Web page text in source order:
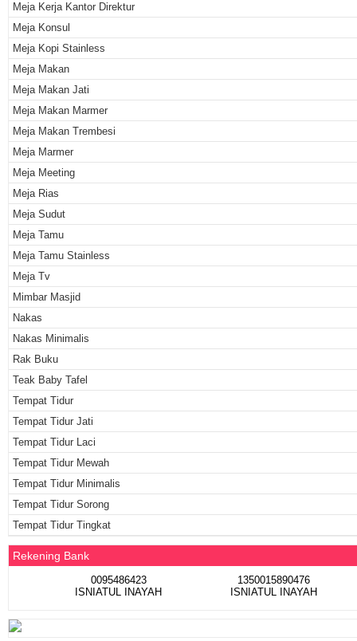
Meja Kerja Kantor Direktur
Meja Konsul
Meja Kopi Stainless
Meja Makan
Meja Makan Jati
Meja Makan Marmer
Meja Makan Trembesi
Meja Marmer
Meja Meeting
Meja Rias
Meja Sudut
Meja Tamu
Meja Tamu Stainless
Meja Tv
Mimbar Masjid
Nakas
Nakas Minimalis
Rak Buku
Teak Baby Tafel
Tempat Tidur
Tempat Tidur Jati
Tempat Tidur Laci
Tempat Tidur Mewah
Tempat Tidur Minimalis
Tempat Tidur Sorong
Tempat Tidur Tingkat
Rekening Bank
0095486423
ISNIATUL INAYAH
1350015890476
ISNIATUL INAYAH